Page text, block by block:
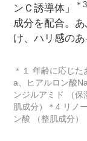
ンＣ誘導体」
＊3
成分を配合。
け、ハリ感のあ
＊１ 年齢に応じ
a、ヒアルロン酸
ンジルアミド （
肌成分）＊4 リノ
ン酸 （整肌成分）